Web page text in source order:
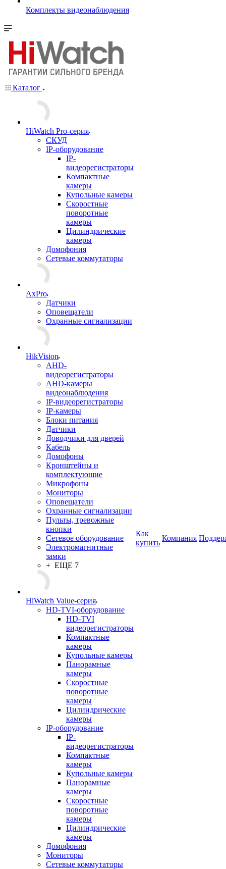
Комплекты видеонаблюдения
Каталог
HiWatch Pro-серия
CКУД
IP-оборудование
IP-
видеорегистраторы
Компактные
камеры
Купольные камеры
Скоростные
поворотные
камеры
Цилиндрические
камеры
Домофония
Сетевые коммутаторы
AxPro
Датчики
Оповещатели
Охранные сигнализации
HikVision
AHD-
видеорегистраторы
AHD-камеры
видеонаблюдения
IP-видеорегистраторы
IP-камеры
Блоки питания
Датчики
Доводчики для дверей
Кабель
Домофоны
Кронштейны и
комплектующие
Микрофоны
Мониторы
Оповещатели
Охранные сигнализации
Пульты, тревожные
кнопки
Сетевое оборудование
Электромагнитные
замки
+ ЕЩЕ 7
HiWatch Value-серия
HD-TVI-оборудование
HD-TVI
видеорегистраторы
Компактные
камеры
Купольные камеры
Панорамные
камеры
Скоростные
поворотные
камеры
Цилиндрические
камеры
IP-оборудование
IP-
видеорегистраторы
Компактные
камеры
Купольные камеры
Панорамные
камеры
Скоростные
поворотные
камеры
Цилиндрические
камеры
Домофония
Мониторы
Сетевые коммутаторы
Как
купить
Компания